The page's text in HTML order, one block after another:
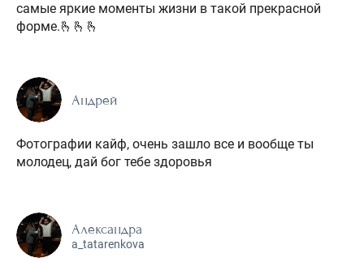
самые яркие моменты жизни в такой прекрасной
форме.🫰🫰🫰
Андрей
Фотографии кайф, очень зашло все и вообще ты
молодец, дай бог тебе здоровья
Александра
a_tatarenkova